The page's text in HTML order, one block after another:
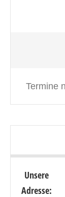
Termine
Unsere
Adresse: